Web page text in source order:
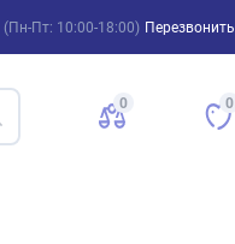
(Пн-Пт: 10:00-18:00) Перезвонить
0 0